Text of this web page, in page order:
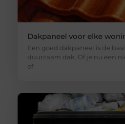
Dakpaneel voor elke
Een goed dakpaneel is de
duurzaam dak. Of je nu een
of